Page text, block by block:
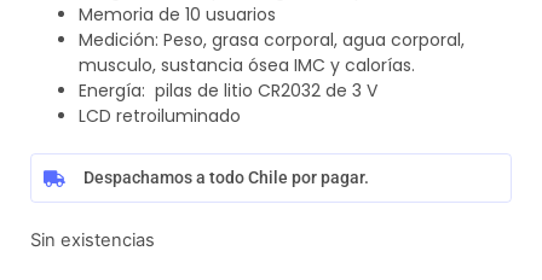
Memoria de 10 usuarios
Medición: Peso, grasa corporal, agua corporal,
musculo, sustancia ósea IMC y calorías.
Energía: pilas de litio CR2032 de 3 V
LCD retroiluminado
Despachamos a todo Chile por pagar.
Sin existencias